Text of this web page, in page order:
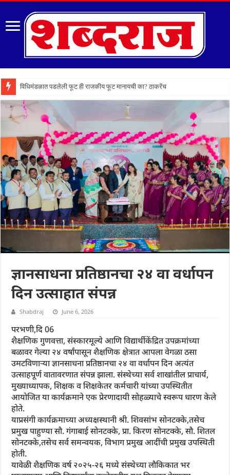
विधिमंडळात पडलेली फूट ही राजकीय फूट मानायची का? ठाकरेंच्या वकिलांचा मोठा स
ज्ञानसाधना प्रतिष्ठानचा २४ वा वर्धापन
दिन उत्साहात संपन्न
Shabdraj June 6, 2026
परभणी,दि 06
शैक्षणिक गुणवत्ता, संस्कारमूल्ये आणि विद्यार्थीकेंद्रित उपक्रमांच्या
बळावर गेल्या २४ वर्षांपासून शैक्षणिक क्षेत्रात आपला वेगळा ठसा
उमटविणाऱ्या ज्ञानसाधना प्रतिष्ठानचा २४ वा वर्धापन दिन अत्यंत
उत्साहपूर्ण वातावरणात संपन्न झाला. संस्थेच्या सर्व शाखांतील प्राचार्य,
मुख्याध्यापक, शिक्षक व शिक्षकेतर कर्मचारी यांच्या उपस्थितीत
आयोजित या कार्यक्रमाने एक प्रेरणादायी सोहळ्याचे स्वरूप धारण केले
होते.
याप्रसंगी कार्यक्रमाच्या अध्यक्षस्थानी श्री. शिवसांभ सोनटक्के,तसेच
प्रमुख पाहुण्या सौ. गंगाबाई सोनटक्के, प्रा. किरण सोनटक्के, सौ. शितल
सोनटक्के,तसेच सर्व समन्वयक, विभाग प्रमुख आदींची प्रमुख उपस्थिती
होती.
यावेळी शैक्षणिक वर्ष २०२५-२६ मध्ये संस्थेच्या लौकिकात भर